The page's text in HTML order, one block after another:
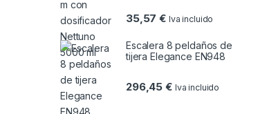
35,57€ Iva incluido
Escalera 8 peldaños de
tijera Elegance EN948
296,45€ Iva incluido